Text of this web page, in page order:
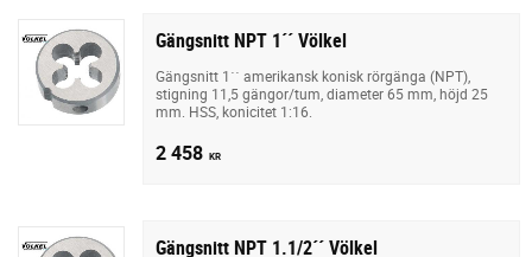
Gängsnitt NPT 1´´ Völkel
Gängsnitt 1´´ amerikansk konisk rörgänga (NPT),
stigning 11,5 gängor/tum, diameter 65 mm, höjd 25
mm. HSS, konicitet 1:16.
2 458 KR
Gängsnitt NPT 1.1/2´´ Völkel